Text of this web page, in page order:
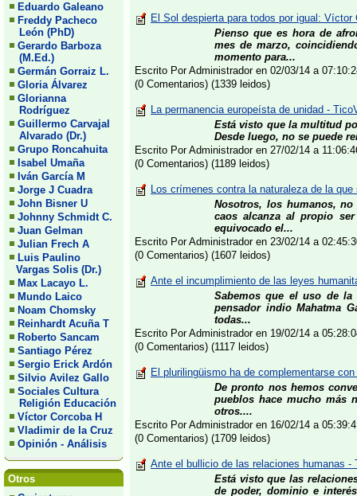
Eduardo Galeano
Freddy Pacheco
León (PhD)
Gerardo Barboza
(M.Ed.)
Germán Gorraiz L.
Gloria Álvarez
Glorianna
Rodríguez
Guillermo Carvajal
Alvarado (Dr.)
Grupo Roncahuita
Isabel Umaña
Iván García M
Jorge J Cuadra
John Bisner U
Johnny Schmidt C.
Juan Gelman
Julian Frech A
Luis Paulino
Vargas Solis (Dr.)
Max Lacayo L.
Mundo Laico
Noam Chomsky
Reinhardt Acuña T
Roberto Sancam
Santiago Pérez
Sergio Erick Ardón
Silvio Avilez Gallo
Sociales Cultura
Religión Educación
Víctor Corcoba H
Vladimir de la Cruz
Opinión - Análisis
Otros
El Sol despierta para todos por igual: Víctor
Pienso que es hora de
mes de marzo,
momento para...
Escrito Por Administrador en 02/03/14 a
(0 Comentarios) (1339 leidos)
La permanencia europeísta de unidad -
Está visto que la multitud
Desde luego, no se puede
Escrito Por Administrador en 27/02/14 a
(0 Comentarios) (1189 leidos)
Los crímenes contra la naturaleza de la
Nosotros, los humanos,
caos alcanza al propio
equivocado el...
Escrito Por Administrador en 23/02/14 a
(0 Comentarios) (1607 leidos)
Ante el incumplimiento de las leyes
Sabemos que el uso de
pensador indio Mahatma
todas...
Escrito Por Administrador en 19/02/14 a
(0 Comentarios) (1117 leidos)
El plurilingüismo ha de complementarse
De pronto nos hemos
pueblos hace mucho más
otros....
Escrito Por Administrador en 16/02/14 a
(0 Comentarios) (1709 leidos)
Ante el bullicio de las relaciones humanas -
Está visto que las
de poder, dominio e